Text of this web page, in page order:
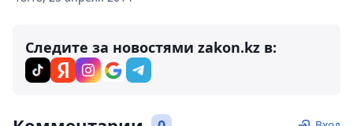
Следите за новостями zakon.kz в: